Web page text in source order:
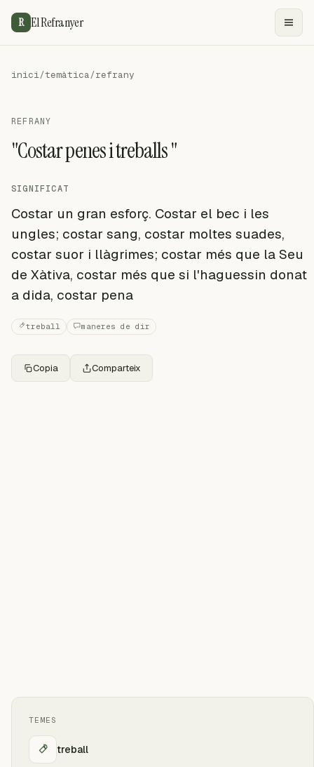
R El Refranyer
inici/temàtica/refrany
REFRANY
"Costar penes i treballs "
SIGNIFICAT
Costar un gran esforç. Costar el bec i les
ungles; costar sang, costar moltes suades,
costar suor i llàgrimes; costar més que la Seu
de Xàtiva, costar més que si l'haguessin donat
a dida, costar pena
treball maneres de dir
Copia Comparteix
TEMES
treball